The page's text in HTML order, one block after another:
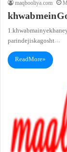
maqbooliya.com
khwab mein
1. khwab main ye
parinde jis ka gosht…
Read More »